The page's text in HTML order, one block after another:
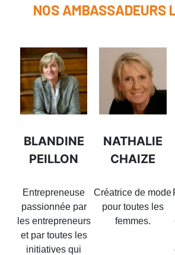
NOS AMBASSADEURS
BLANDINE
PEILLON
Entrepreneuse
passionnée par
les entrepreneurs
et par toutes les
initiatives qui
NATHALIE
CHAIZE
Créatrice de mode
pour toutes les
femmes.